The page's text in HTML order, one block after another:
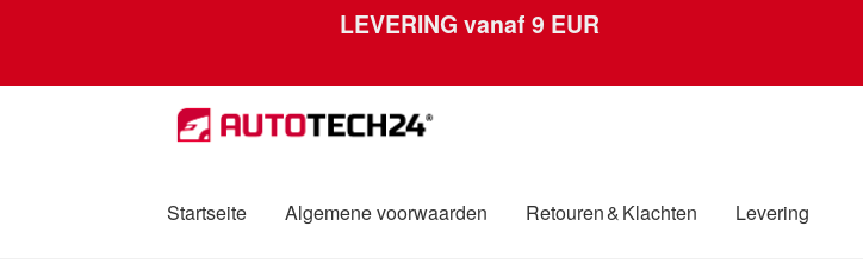
LEVERING vanaf 9 EUR
Ga
door
navigatie
Ga
naar
inhoud
Startseite Algemene voorwaarden Retouren & Klachten Levering